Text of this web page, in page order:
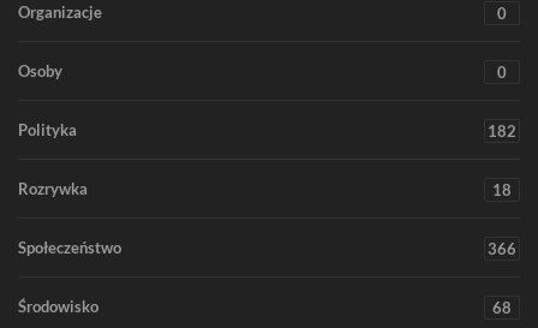
Organizacje 0
Osoby 0
Polityka 182
Rozrywka 18
Społeczeństwo 366
Środowisko 68